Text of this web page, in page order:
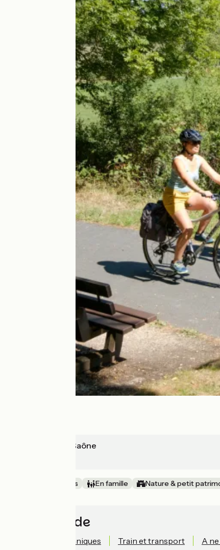
Chalon-sur-Saône
Au cœur des vignes En famille Nature & petit
Accès rapide
Informations techniques Train et transport A